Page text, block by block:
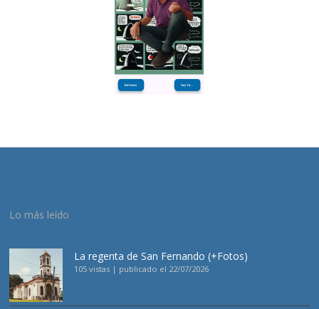
Lo más leído
La regenta de San Fernando (+Fotos)
105 vistas | publicado el 22/07/2026